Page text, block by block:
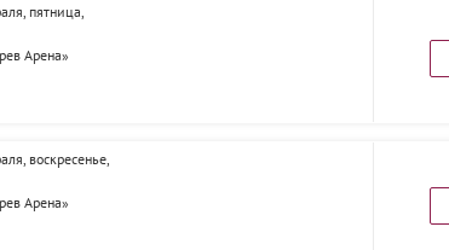
пятница,
Арена»
воскресенье,
Арена»